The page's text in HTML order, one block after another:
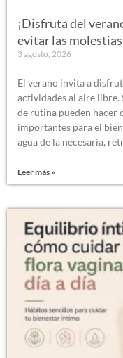
¡Disfruta del
evitar las
3 agosto, 2026
El verano invita a
actividades al aire libre.
de rutina pueden hacer
importantes para el
agua de la necesaria,
Leer más »